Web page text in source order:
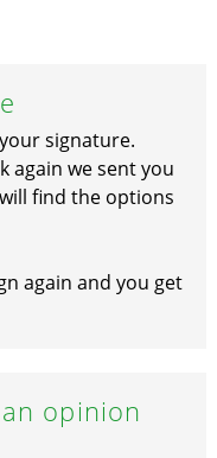
signature.
again we sent you
find the options
again and you get
opinion